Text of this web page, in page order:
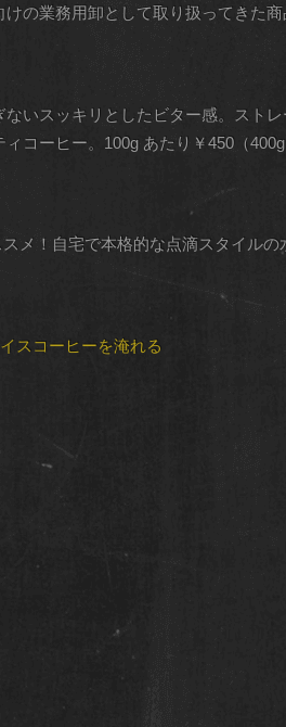
の業務用卸として取り扱ってきた
いスッキリとしたビター感。スト
コーヒー。100g あたり￥450（
メ！自宅で本格的な点滴スタイルの
スコーヒーを淹れる